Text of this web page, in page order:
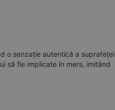
o senzație autentică a suprafeței
să fie implicate în mers, imitând